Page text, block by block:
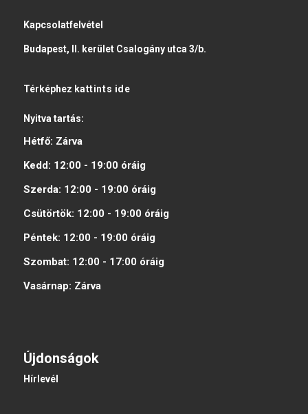
Kapcsolatfelvétel
Budapest, II. kerület Csalogány utca 3/b.
Térképhez kattints ide
Nyitva tartás:
Hétfő: Zárva
Kedd: 12:00 - 19:00 óráig
Szerda: 12:00 - 19:00 óráig
Csütörtök: 12:00 - 19:00 óráig
Péntek: 12:00 - 19:00 óráig
Szombat: 12:00 - 17:00 óráig
Vasárnap: Zárva
Újdonságok
Hírlevél